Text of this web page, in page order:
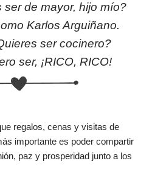
de mayor, hijo mío?
Karlos Arguiñano.
ser cocinero?
ser, ¡RICO, RICO!
regalos, cenas y visitas de
importante es poder compartir
paz y prosperidad junto a los